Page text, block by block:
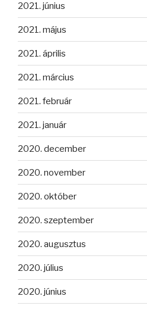
2021. június
2021. május
2021. április
2021. március
2021. február
2021. január
2020. december
2020. november
2020. október
2020. szeptember
2020. augusztus
2020. július
2020. június